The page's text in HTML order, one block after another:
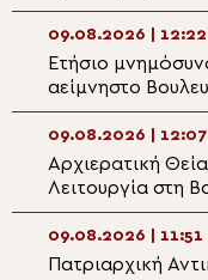
στον Ιερό Ναό
Κοτσυφιανής Γρα
Ιεράπετρας
09.08.2026 | 12:22
Ετήσιο
αείμνηστο
Υφυπουργό
Βεσυρόπουλο
09.08.2026 | 12:07
Αρχιερατική Θεία
Λειτουργία στη
Αγίου Αχιλλίου
τα 1.400 χρόνια
Ακαθίστου Ύμνου
09.08.2026 | 11:51
Πατριαρχική